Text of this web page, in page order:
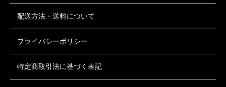
配送方法・送料について
プライバシーポリシー
特定商取引法に基づく表記